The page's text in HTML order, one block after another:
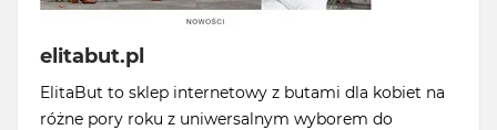
elitabut.pl
ElitaBut to sklep internetowy z butami dla kobiet na
różne pory roku z uniwersalnym wyborem do